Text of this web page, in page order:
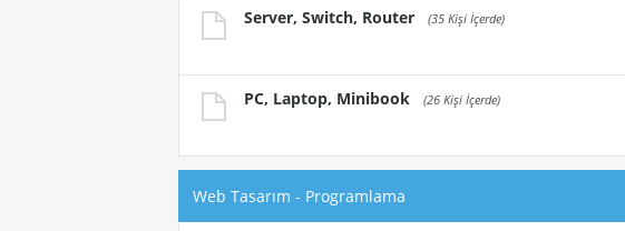
Server, Switch, Router (35 Kişi İçerde)
PC, Laptop, Minibook (26 Kişi İçerde)
Web Tasarım - Programlama